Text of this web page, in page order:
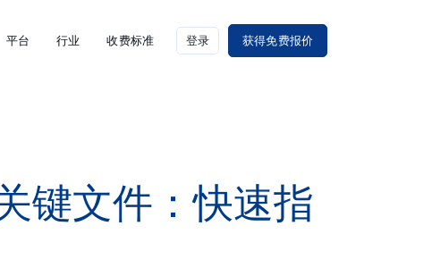
平台 行业 收费标准 登录 获得免费报价
键文件：快速指